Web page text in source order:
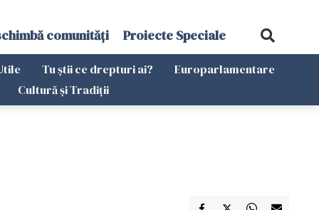
comunități Proiecte Speciale
Tu știi ce drepturi ai?
Europarlamentare
Cultură și Tradiții